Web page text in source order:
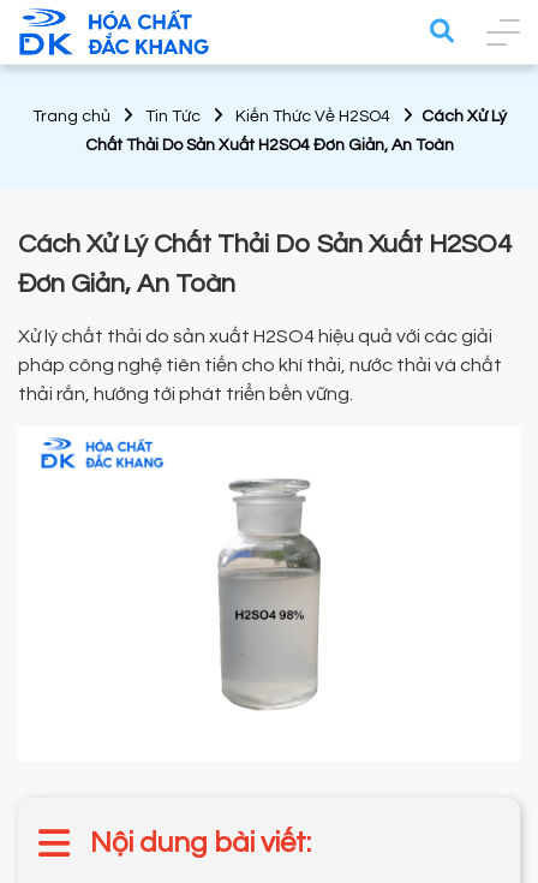
Trang chủ Tin Tức Kiến Thức Về H2SO4
Cách Xử Lý
Chất Thải Do Sản Xuất H2SO4 Đơn Giản, An Toàn
Cách Xử Lý Chất Thải Do Sản Xuất H2SO4
Đơn Giản, An Toàn
Xử lý chất thải do sản xuất H2SO4 hiệu quả với các giải
pháp công nghệ tiên tiến cho khí thải, nước thải và chất
thải rắn, hướng tới phát triển bền vững.
Nội dung bài viết: